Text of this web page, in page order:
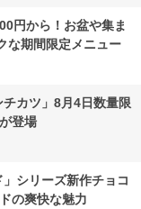
円から！お盆や集ま
な期間限定メニュー
カツ」8月4日数量限
登場
シリーズ新作チョコ
の爽快な魅力